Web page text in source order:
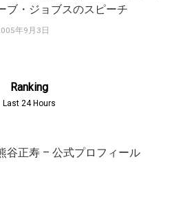
ブ・ジョブスのスピーチ
年9月3日
Ranking
Last 24 Hours
谷正寿 – 公式プロフィール